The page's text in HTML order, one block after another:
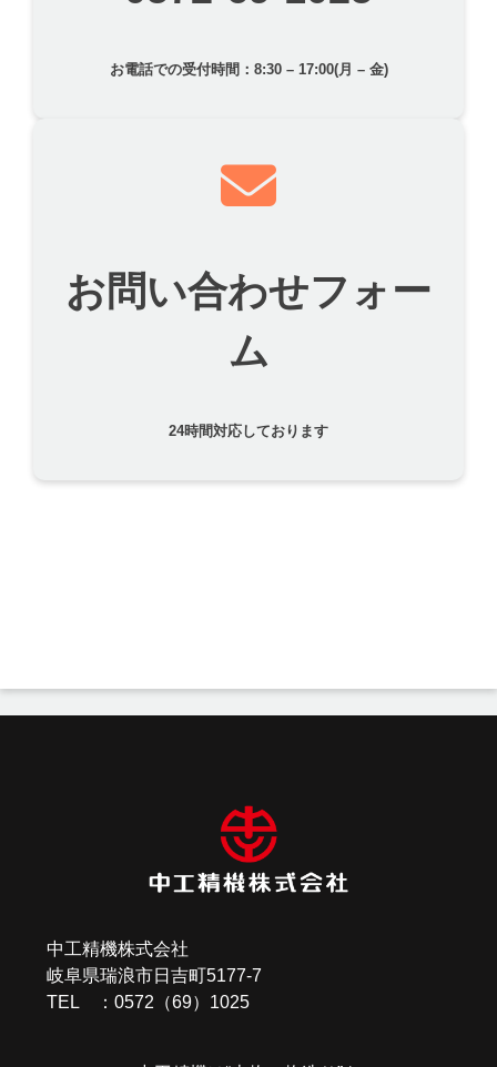
お電話での受付時間：8:30 – 17:00(月 – 金)
お問い合わせフォー
ム
24時間対応しております
投
中工精機株式会社
岐阜県瑞浪市日吉町5177-7
TEL ：0572（69）1025